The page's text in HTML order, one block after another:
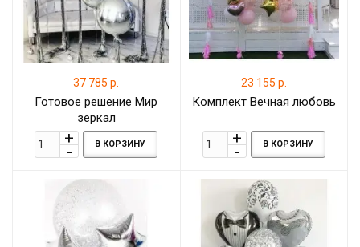
37 785 р.
Готовое решение Мир
зеркал
В КОРЗИНУ
23 155 р.
Комплект Вечная любовь
В КОРЗИНУ